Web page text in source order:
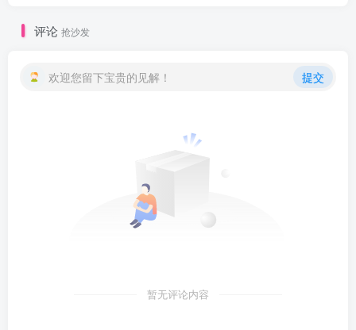
评论 抢沙发
欢迎您留下宝贵的见解！ 提交
暂无评论内容